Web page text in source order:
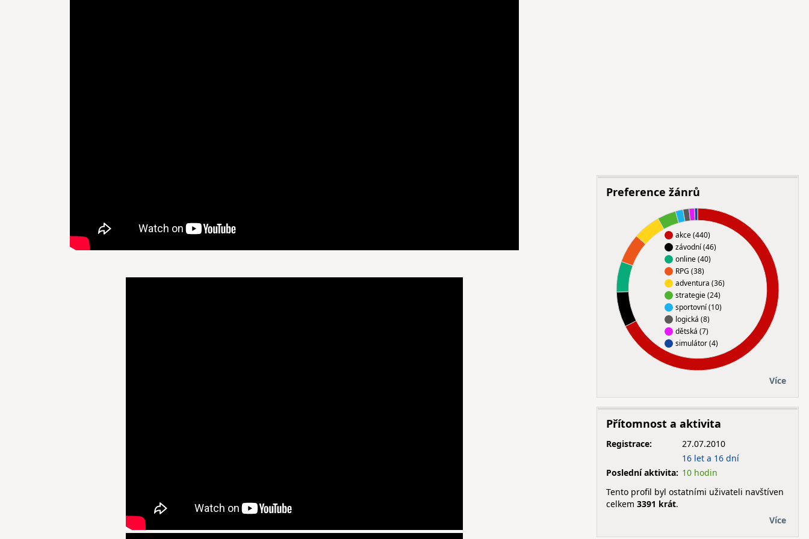
Preference žánrů
akce (440)
závodní (46)
online (40)
RPG (38)
adventura (36)
strategie (24)
sportovní (10)
logická (8)
dětská (7)
simulátor (4)
Více
Přítomnost a aktivita
Registrace:
27.07.2010
16 let a 16 dní
Poslední aktivita: 10 hodin
Tento profil byl ostatními uživateli navštíven
celkem 3391 krát.
Více